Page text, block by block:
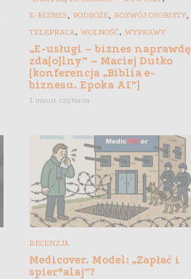
E-BIZNES, PODRÓŻE, ROZWÓJ OSOBISTY,
TELEPRACA,WOLNOŚĆ,WYPRAWY
„E-usługi – biznes naprawdę
zda[o]lny” – Maciej Dutko
[konferencja „Biblia e-
biznesu. Epoka AI”]
1 minut czytania
RECENZJA
Medicover. Model: „Zapłać i
spier*alaj”?